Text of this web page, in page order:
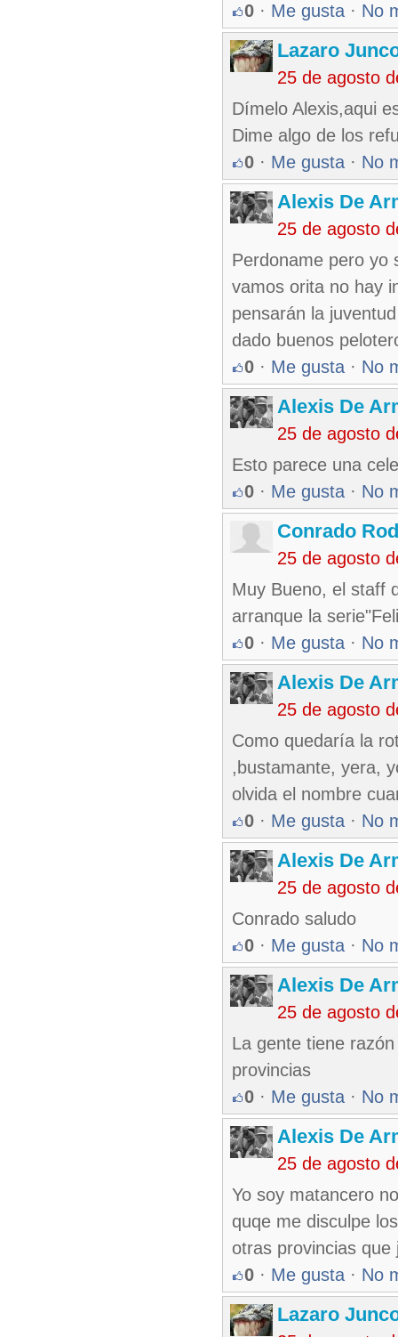
0 · Me gusta · No
Lazaro
25 de agosto
Dímelo Alexis,aqui
Dime algo de los
0 · Me gusta · No
Alexis De
25 de agosto
Perdoname pero yo
vamos orita no hay
pensarán la
dado buenos
0 · Me gusta · No
Alexis De
25 de agosto
Esto parece una
0 · Me gusta · No
Conrado
25 de agosto
Muy Bueno, el staff
arranque la
0 · Me gusta · No
Alexis De
25 de agosto
Como quedaría la
,bustamante, yera,
olvida el nombre
0 · Me gusta · No
Alexis De
25 de agosto
Conrado saludo
0 · Me gusta · No
Alexis De
25 de agosto
La gente tiene
provincias
0 · Me gusta · No
Alexis De
25 de agosto
Yo soy matancero
quqe me disculpe
otras provincias
0 · Me gusta · No
Lazaro